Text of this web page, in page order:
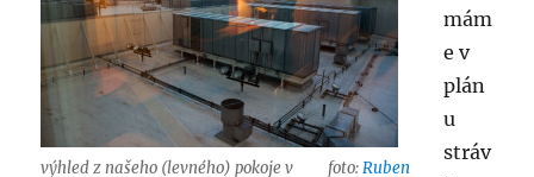
výhled z našeho (levného) pokoje v
foto:Ruben
mám
e v
plán
u
stráv